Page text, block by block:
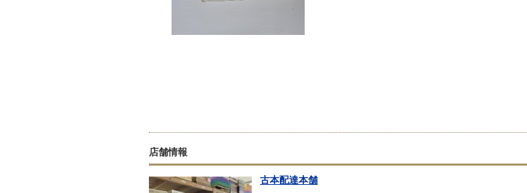
店舗情報
古本配達本舗